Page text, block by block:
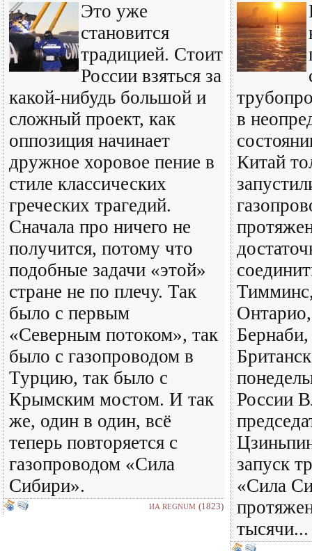
Это уже
становится
традицией. Стоит
России взяться за
какой-нибудь большой и
сложный проект, как
оппозиция начинает
дружное хоровое пение в
стиле классических
греческих трагедий.
Сначала про ничего не
получится, потому что
подобные задачи «этой»
стране не по плечу. Так
было с первым
«Северным потоком», так
было с газопроводом в
Турцию, так было с
Крымским мостом. И так
же, один в один, всё
теперь повторяется с
газопроводом «Сила
Сибири».
ИА REGNUM (1823)
в
Китай
России
запуск
«Сила
тысячи...